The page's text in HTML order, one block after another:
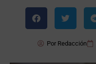
Por Redacción